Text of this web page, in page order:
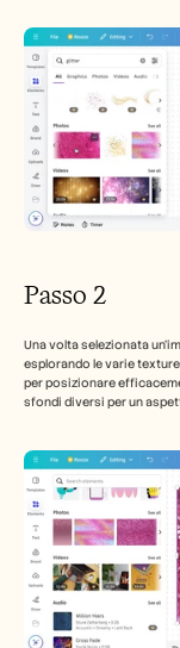
Passo 2
Una volta selezionata
esplorando le varie
per posizionare
sfondi diversi per un